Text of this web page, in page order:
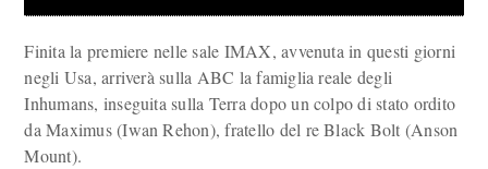
Finita la premiere nelle sale IMAX, avvenuta in questi giorni
negli Usa, arriverà sulla ABC la famiglia reale degli
Inhumans, inseguita sulla Terra dopo un colpo di stato ordito
da Maximus (Iwan Rehon), fratello del re Black Bolt (Anson
Mount).